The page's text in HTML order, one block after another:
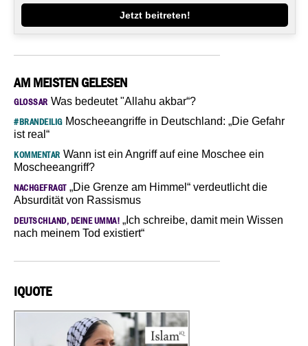
Jetzt beitreten!
AM MEISTEN GELESEN
GLOSSAR Was bedeutet "Allahu akbar“?
#BRANDEILIGMoscheeangriffe in Deutschland: „Die Gefahr
ist real“
KOMMENTAR Wann ist ein Angriff auf eine Moschee ein
Moscheeangriff?
NACHGEFRAGT„Die Grenze am Himmel“ verdeutlicht die
Absurdität von Rassismus
DEUTSCHLAND, DEINE UMMA! „Ich schreibe, damit mein Wissen
nach meinem Tod existiert“
IQUOTE